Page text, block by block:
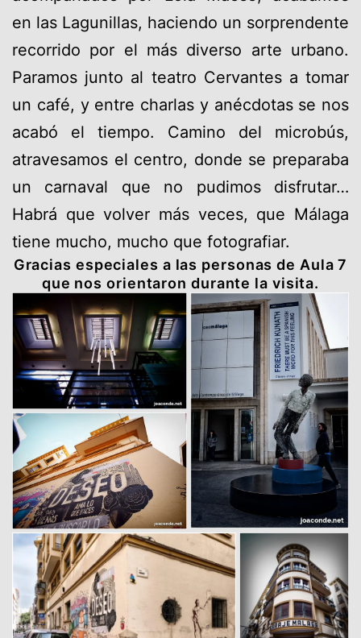
en las Lagunillas, haciendo un sorprendente
recorrido por el más diverso arte urbano.
Paramos junto al teatro Cervantes a tomar
un café, y entre charlas y anécdotas se nos
acabó el tiempo. Camino del microbús,
atravesamos el centro, donde se preparaba
un carnaval que no pudimos disfrutar…
Habrá que volver más veces, que Málaga
tiene mucho, mucho que fotografiar.
Gracias especiales a las personas de Aula 7
que nos orientaron durante la visita.